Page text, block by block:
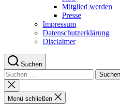
Mitglied werden
Presse
Impressum
Datenschutzerklärung
Disclaimer
Suchen
Suchen
nach:
Suche
schließen
Menü schließen